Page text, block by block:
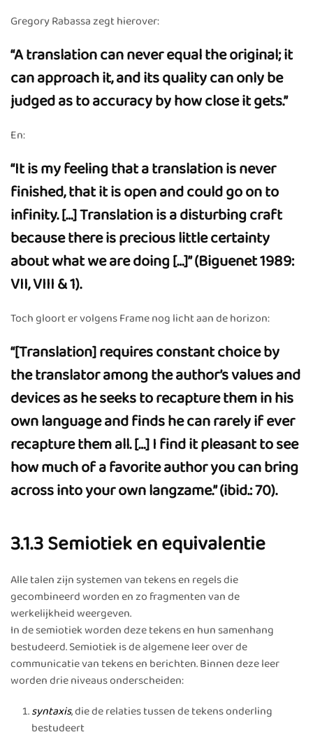
Gregory Rabassa zegt hierover:
“A translation can never equal the original; it
can approach it, and its quality can only be
judged as to accuracy by how close it gets.”
En:
“It is my feeling that a translation is never
finished, that it is open and could go on to
infinity. […] Translation is a disturbing craft
because there is precious little certainty
about what we are doing […]” (Biguenet 1989:
VII, VIII & 1).
Toch gloort er volgens Frame nog licht aan de horizon:
“[Translation] requires constant choice by
the translator among the author’s values and
devices as he seeks to recapture them in his
own language and finds he can rarely if ever
recapture them all. […] I find it pleasant to see
how much of a favorite author you can bring
across into your own langzame.” (ibid.: 70).
3.1.3 Semiotiek en equivalentie
Alle talen zijn systemen van tekens en regels die
gecombineerd worden en zo fragmenten van de
werkelijkheid weergeven.
In de semiotiek worden deze tekens en hun samenhang
bestudeerd. Semiotiek is de algemene leer over de
communicatie van tekens en berichten. Binnen deze leer
worden drie niveaus onderscheiden:
syntaxis, die de relaties tussen de tekens onderling
bestudeert